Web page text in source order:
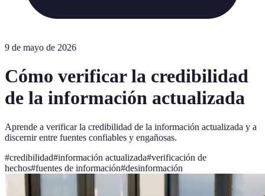
9 de mayo de 2026
Cómo verificar la credibilidad
de la información actualizada
Aprende a verificar la credibilidad de la información actualizada y a
discernir entre fuentes confiables y engañosas.
#credibilidad#información actualizada#verificación de
hechos#fuentes de información#desinformación